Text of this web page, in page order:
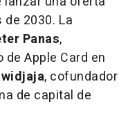
de 2030. La
Panas,
Apple Card en
, cofundador
de capital de